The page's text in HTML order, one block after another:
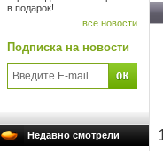
в подарок!
все новости
Подписка на новости
Недавно смотрели